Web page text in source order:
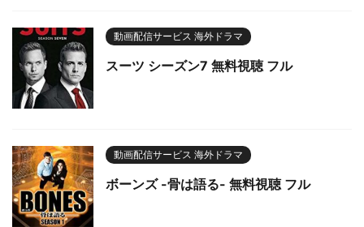
動画配信サービス 海外ドラマ
スーツ シーズン7 無料視聴 フル
動画配信サービス 海外ドラマ
ボーンズ -骨は語る- 無料視聴 フル